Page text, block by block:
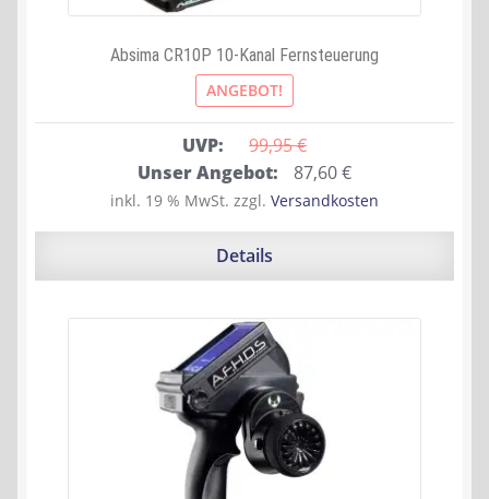
Absima CR10P 10-Kanal Fernsteuerung
ANGEBOT!
UVP: 99,95 €
Ursprünglicher
Preis
war:
Unser Angebot: 87,60€Aktueller
Preis
ist:
inkl. 19 % MwSt. zzgl. Versandkosten
Details